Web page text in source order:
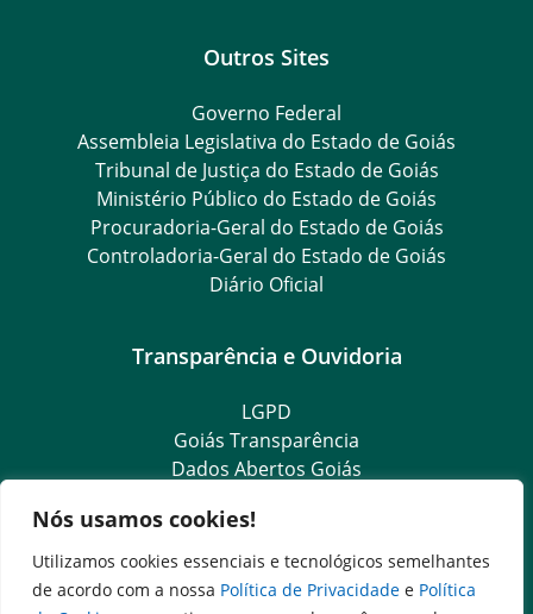
Nós usamos cookies!
Utilizamos cookies essenciais e tecnológicos semelhantes
de acordo com a nossa Política de Privacidade e Política
Outros Sites
Governo Federal
Assembleia Legislativa do Estado de Goiás
Tribunal de Justiça do Estado de Goiás
Ministério Público do Estado de Goiás
Procuradoria-Geral do Estado de Goiás
Controladoria-Geral do Estado de Goiás
Diário Oficial
Transparência e Ouvidoria
LGPD
Goiás Transparência
Dados Abertos Goiás
e-SIC – Serviço Eletrônico de Informação ao Cidadão
Ouvidoria Setorial (Expresso)
Ouvidoria Setorial (Presencial)